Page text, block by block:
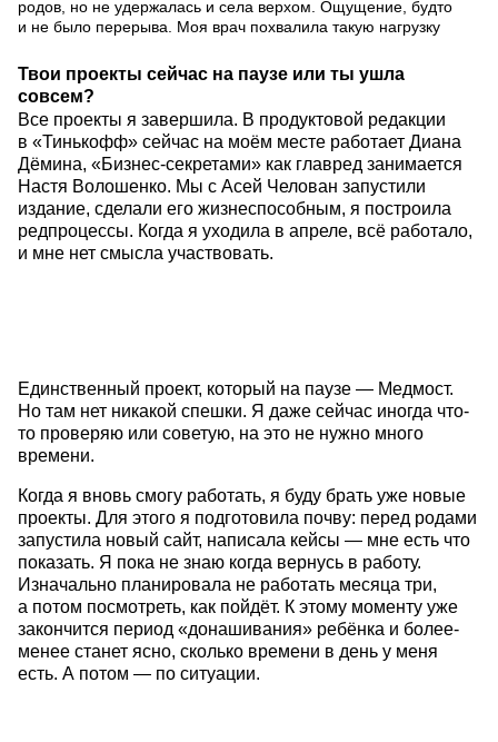
родов, но не удержалась и села верхом. Ощущение, будто
и не было перерыва. Моя врач похвалила такую нагрузку
Твои проекты сейчас на паузе или ты ушла
совсем?
Все проекты я завершила. В продуктовой редакции
в «Тинькофф» сейчас на моём месте работает Диана
Дёмина, «Бизнес-секретами» как главред занимается
Настя Волошенко. Мы с Асей Челован запустили
издание, сделали его жизнеспособным, я построила
редпроцессы. Когда я уходила в апреле, всё работало,
и мне нет смысла участвовать.
Единственный проект, который на паузе — Медмост.
Но там нет никакой спешки. Я даже сейчас иногда что-
то проверяю или советую, на это не нужно много
времени.
Когда я вновь смогу работать, я буду брать уже новые
проекты. Для этого я подготовила почву: перед родами
запустила новый сайт, написала кейсы — мне есть что
показать. Я пока не знаю когда вернусь в работу.
Изначально планировала не работать месяца три,
а потом посмотреть, как пойдёт. К этому моменту уже
закончится период «донашивания» ребёнка и более-
менее станет ясно, сколько времени в день у меня
есть. А потом — по ситуации.